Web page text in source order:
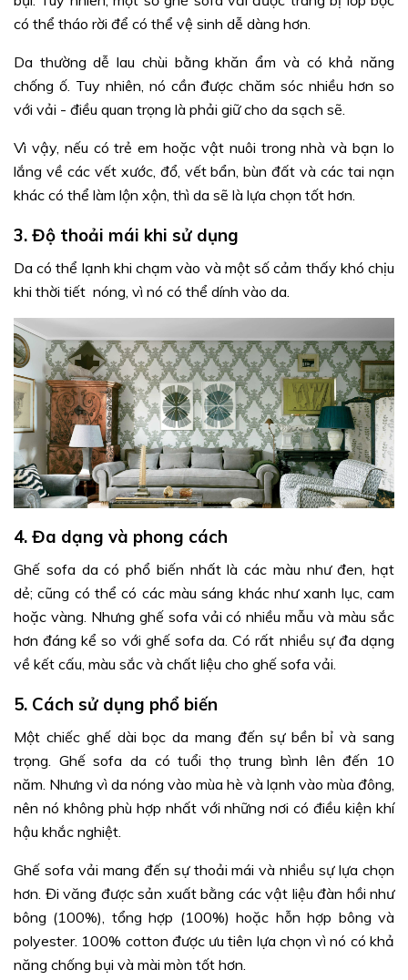
có thể tháo rời để có thể vệ sinh dễ dàng hơn.
Da thường dễ lau chùi bằng khăn ẩm và có khả năng
chống ố. Tuy nhiên, nó cần được chăm sóc nhiều hơn so
với vải - điều quan trọng là phải giữ cho da sạch sẽ.
Vì vậy, nếu có trẻ em hoặc vật nuôi trong nhà và bạn lo
lắng về các vết xước, đổ, vết bẩn, bùn đất và các tai nạn
khác có thể làm lộn xộn, thì da sẽ là lựa chọn tốt hơn.
3. Độ thoải mái khi sử dụng
Da có thể lạnh khi chạm vào và một số cảm thấy khó chịu
khi thời tiết nóng, vì nó có thể dính vào da.
4. Đa dạng và phong cách
Ghế sofa da có phổ biến nhất là các màu như đen, hạt
dẻ; cũng có thể có các màu sáng khác như xanh lục, cam
hoặc vàng. Nhưng ghế sofa vải có nhiều mẫu và màu sắc
hơn đáng kể so với ghế sofa da. Có rất nhiều sự đa dạng
về kết cấu, màu sắc và chất liệu cho ghế sofa vải.
5. Cách sử dụng phổ biến
Một chiếc ghế dài bọc da mang đến sự bền bỉ và sang
trọng. Ghế sofa da có tuổi thọ trung bình lên đến 10
năm. Nhưng vì da nóng vào mùa hè và lạnh vào mùa đông,
nên nó không phù hợp nhất với những nơi có điều kiện khí
hậu khắc nghiệt.
Ghế sofa vải mang đến sự thoải mái và nhiều sự lựa chọn
hơn. Đi văng được sản xuất bằng các vật liệu đàn hồi như
bông (100%), tổng hợp (100%) hoặc hỗn hợp bông và
polyester. 100% cotton được ưu tiên lựa chọn vì nó có khả
năng chống bụi và mài mòn tốt hơn.